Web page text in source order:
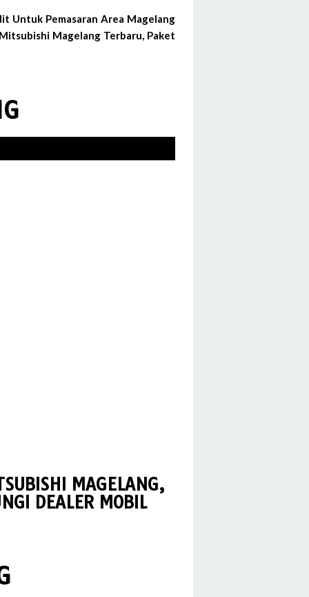
Untuk Pemasaran Area Magelang
Magelang Terbaru, Paket
MAGELANG,
DEALER MOBIL